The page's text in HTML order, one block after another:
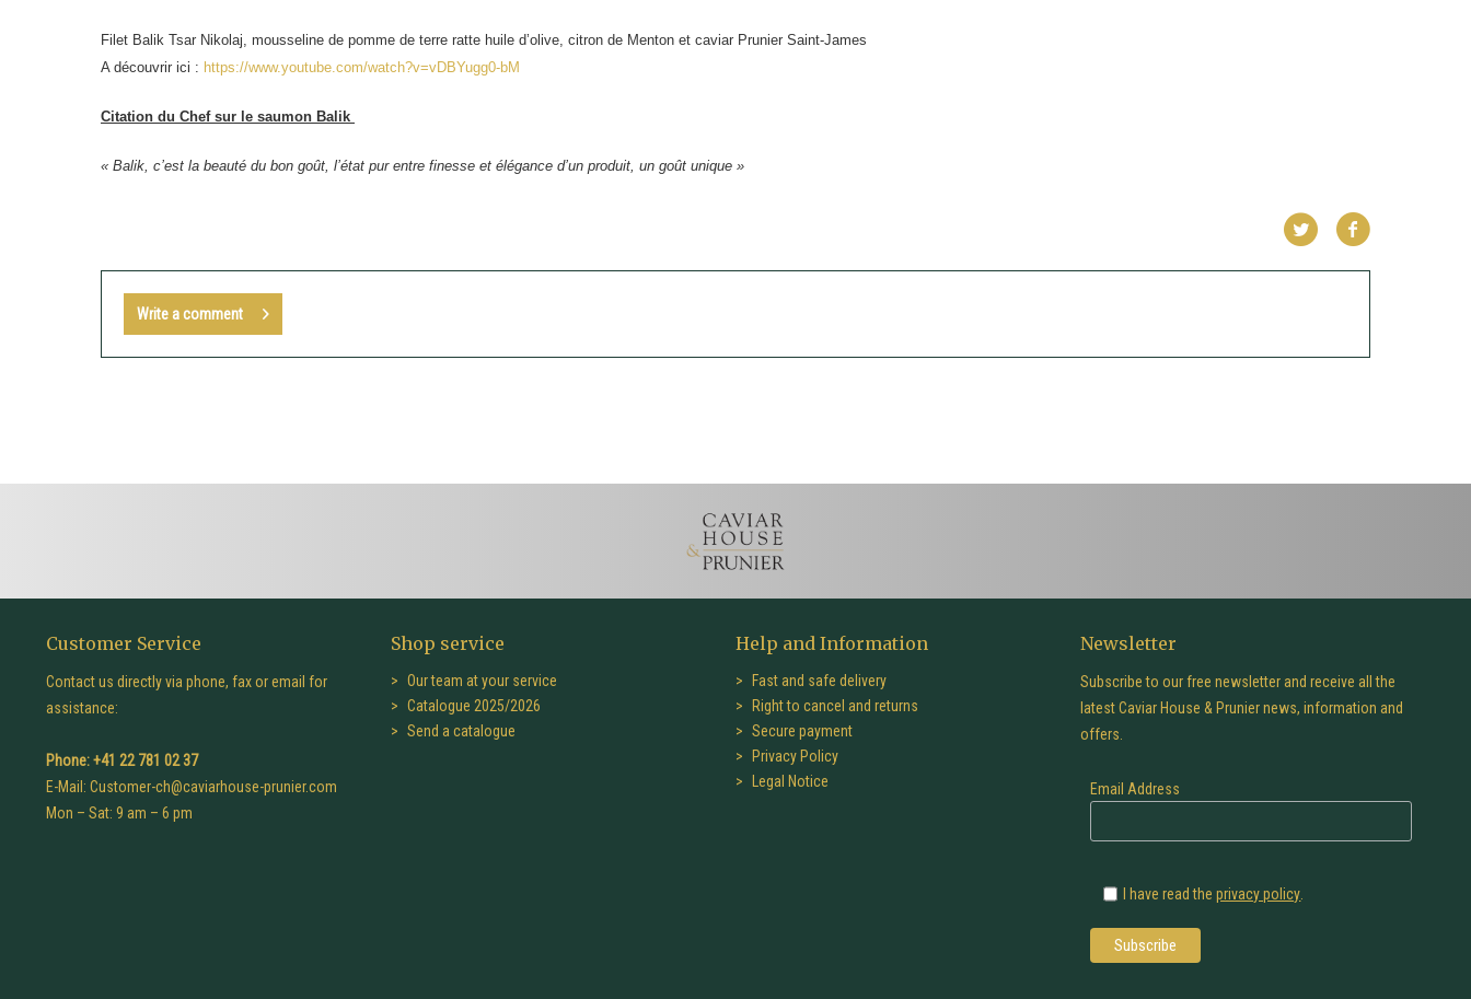
Filet Balik Tsar Nikolaj, mousseline de pomme de terre ratte huile d’olive, citron de Menton et caviar Prunier Saint-James
A découvrir ici : https://www.youtube.com/watch?v=vDBYugg0-bM
Citation du Chef sur le saumon Balik
« Balik, c’est la beauté du bon goût, l’état pur entre finesse et élégance d’un produit, un goût unique »
Write a comment
Customer Service
Contact us directly via phone, fax or email for
assistance:
Phone: +41 22 781 02 37
E-Mail: Customer-ch@caviarhouse-prunier.com
Mon – Sat: 9 am – 6 pm
Shop service
Our team at your service
Catalogue 2025/2026
Send a catalogue
Help and Information
Fast and safe delivery
Right to cancel and returns
Secure payment
Privacy Policy
Legal Notice
Newsletter
Subscribe to our free newsletter and receive all the
latest Caviar House & Prunier news, information and
offers.
Email Address
I have read theprivacy policy